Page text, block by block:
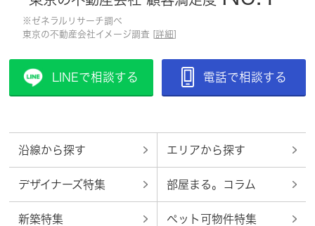
※ゼネラルリサーチ調べ
東京の不動産会社イメージ調査 [ 詳細
LINEで相談する 電話で相談する
沿線から探す エリアから探す
デザイナーズ特集 部屋まる。コラム
新築特集 ペット可物件特集